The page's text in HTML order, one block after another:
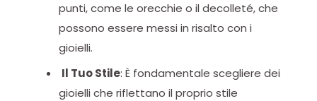
punti, come le orecchie o il decolleté, che
possono essere messi in risalto con i
gioielli.
Il Tuo Stile: È fondamentale scegliere dei
gioielli che riflettano il proprio stile